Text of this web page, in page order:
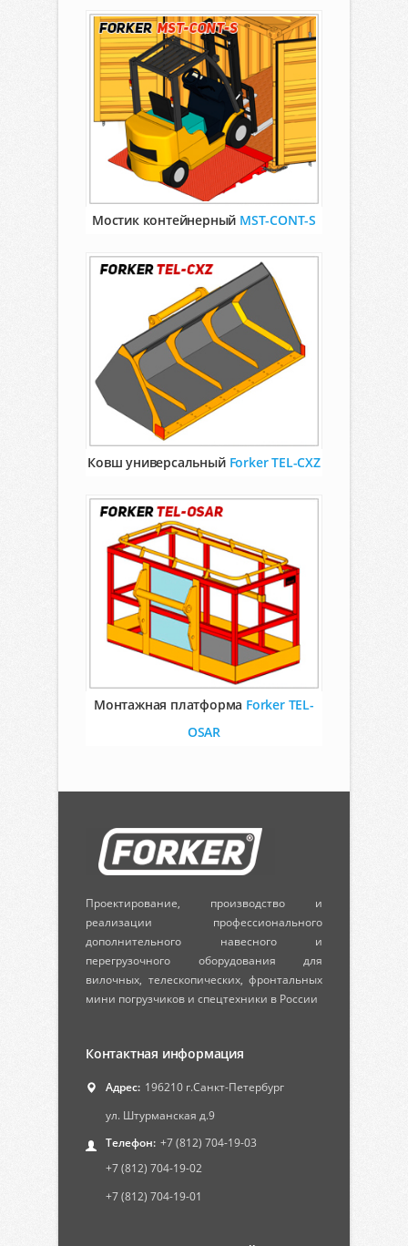
Мостик контейнерный MST-CONT-S
Ковш универсальный Forker TEL-CXZ
Монтажная платформа Forker TEL-
OSAR
Проектирование, производство и
реализации профессионального
дополнительного навесного и
перегрузочного оборудования для
вилочных, телескопических, фронтальных
мини погрузчиков и спецтехники в России
Контактная информация
Адрес: 196210 г.Санкт-Петербург
ул. Штурманская д.9
Телефон: +7 (812) 704-19-03
+7 (812) 704-19-02
+7 (812) 704-19-01